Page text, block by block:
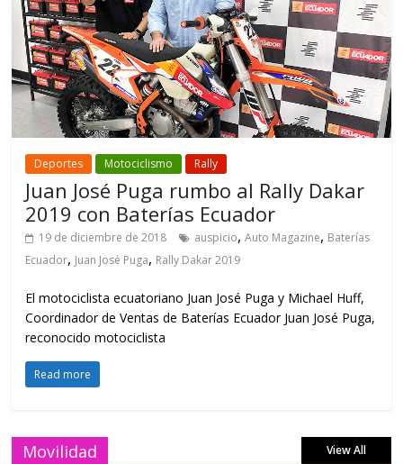
Deportes Motociclismo Rally
Juan José Puga rumbo al Rally Dakar
2019 con Baterías Ecuador
19 de diciembre de 2018 auspicio,Auto Magazine, Baterías
Ecuador, Juan José Puga, Rally Dakar 2019
El motociclista ecuatoriano Juan José Puga y Michael Huff,
Coordinador de Ventas de Baterías Ecuador Juan José Puga,
reconocido motociclista
Read more
Movilidad View All